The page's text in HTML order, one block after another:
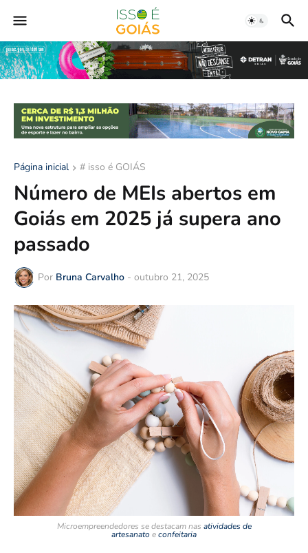
Página inicial # isso é GOIÁS
Número de MEIs abertos em
Goiás em 2025 já supera ano
passado
Por Bruna Carvalho - outubro 21, 2025
Microempreendedores se destacam nas atividades de
artesanatoeconfeitaria